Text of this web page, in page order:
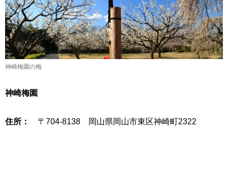
神崎梅園の梅
神崎梅園
住所： 〒704-8138 岡山県岡山市東区神崎町2322